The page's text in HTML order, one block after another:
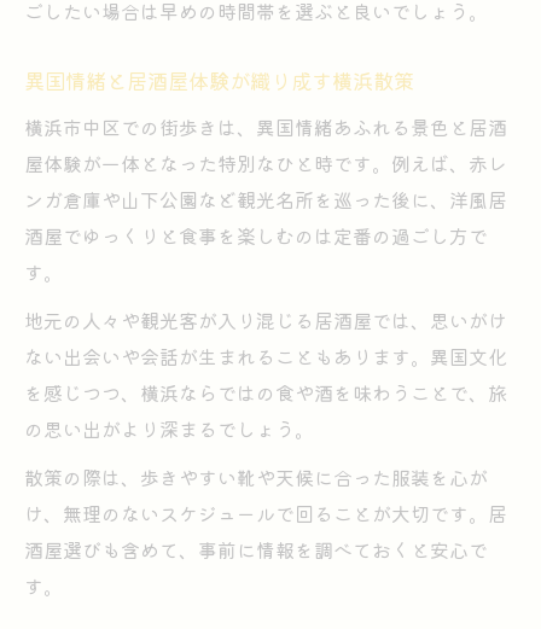
ごしたい場合は早めの時間帯を選ぶと良いでしょう。
異国情緒と居酒屋体験が織り成す横浜散策
横浜市中区での街歩きは、異国情緒あふれる景色と居酒
屋体験が一体となった特別なひと時です。例えば、赤レ
ンガ倉庫や山下公園など観光名所を巡った後に、洋風居
酒屋でゆっくりと食事を楽しむのは定番の過ごし方で
す。
地元の人々や観光客が入り混じる居酒屋では、思いがけ
ない出会いや会話が生まれることもあります。異国文化
を感じつつ、横浜ならではの食や酒を味わうことで、旅
の思い出がより深まるでしょう。
散策の際は、歩きやすい靴や天候に合った服装を心が
け、無理のないスケジュールで回ることが大切です。居
酒屋選びも含めて、事前に情報を調べておくと安心で
す。